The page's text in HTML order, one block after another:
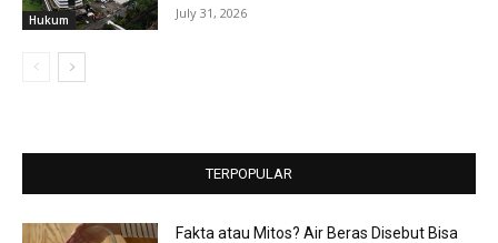
Hukum July 31, 2026
TERPOPULAR
Fakta atau Mitos? Air Beras Disebut Bisa